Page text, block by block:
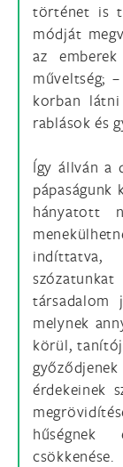
történet is
módját
az
műveltség;
korban
rablások és
Így állván a
hányatott
indíttatva,
társadalom
melynek
körül,
érdekeinek